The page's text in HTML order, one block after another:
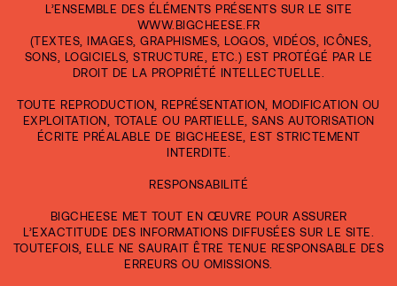
L’ENSEMBLE DES ÉLÉMENTS PRÉSENTS SUR LE SITE
WWW.BIGCHEESE.FR
(TEXTES, IMAGES, GRAPHISMES, LOGOS, VIDÉOS, ICÔNES,
SONS, LOGICIELS, STRUCTURE, ETC.) EST PROTÉGÉ PAR LE
DROIT DE LA PROPRIÉTÉ INTELLECTUELLE.
TOUTE REPRODUCTION, REPRÉSENTATION, MODIFICATION OU
EXPLOITATION, TOTALE OU PARTIELLE, SANS AUTORISATION
ÉCRITE PRÉALABLE DE BIGCHEESE, EST STRICTEMENT
INTERDITE.
RESPONSABILITÉ
BIGCHEESE MET TOUT EN ŒUVRE POUR ASSURER
L’EXACTITUDE DES INFORMATIONS DIFFUSÉES SUR LE SITE.
TOUTEFOIS, ELLE NE SAURAIT ÊTRE TENUE RESPONSABLE DES
ERREURS OU OMISSIONS.